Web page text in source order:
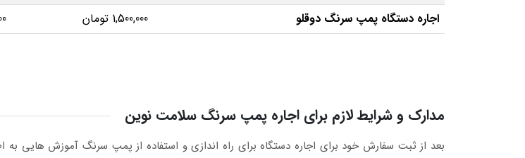
اجاره دستگاه پمپ سرنگ دوقلو
1,500,000 تومان
مدارک و شرایط لازم برای اجاره پمپ سرنگ سلامت نوین
بعد از ثبت سفارش خود برای اجاره دستگاه برای راه اندازی و استفاده از پمپ سرنگ آموزش هایی